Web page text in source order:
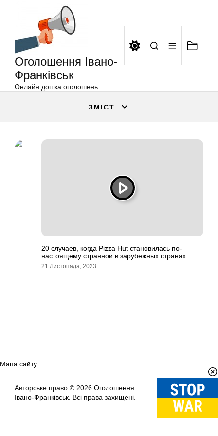
Оголошення Івано-
Франківськ
Онлайн дошка оголошень
ЗМІСТ
20 случаев, когда Pizza Hut становилась по-
настоящему странной в зарубежных странах
21 Листопада, 2023
Мапа сайту
Авторське право © 2026 Оголошення
Івано-Франківськ. Всі права захищені.
Вгору↑